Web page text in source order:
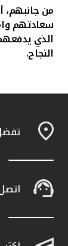
من جانبهم،
سعادتهم
الذي
النجاح.
اتصل بنا 24/7